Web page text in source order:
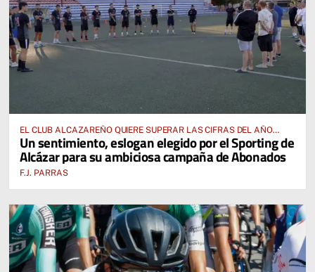
EL CLUB ALCAZAREÑO QUIERE SUPERAR LAS CIFRAS DEL AÑO
PASADO E INCLUSO DUPLICARLAS
Un sentimiento, eslogan elegido por el Sporting de
Alcázar para su ambiciosa campaña de Abonados
F.J. PARRAS